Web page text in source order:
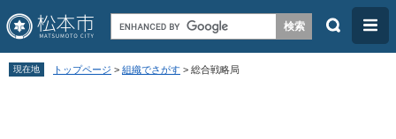
ペ
メ
検
メ
ニ
現在地 トップページ > 組織でさがす > 総合戦略局